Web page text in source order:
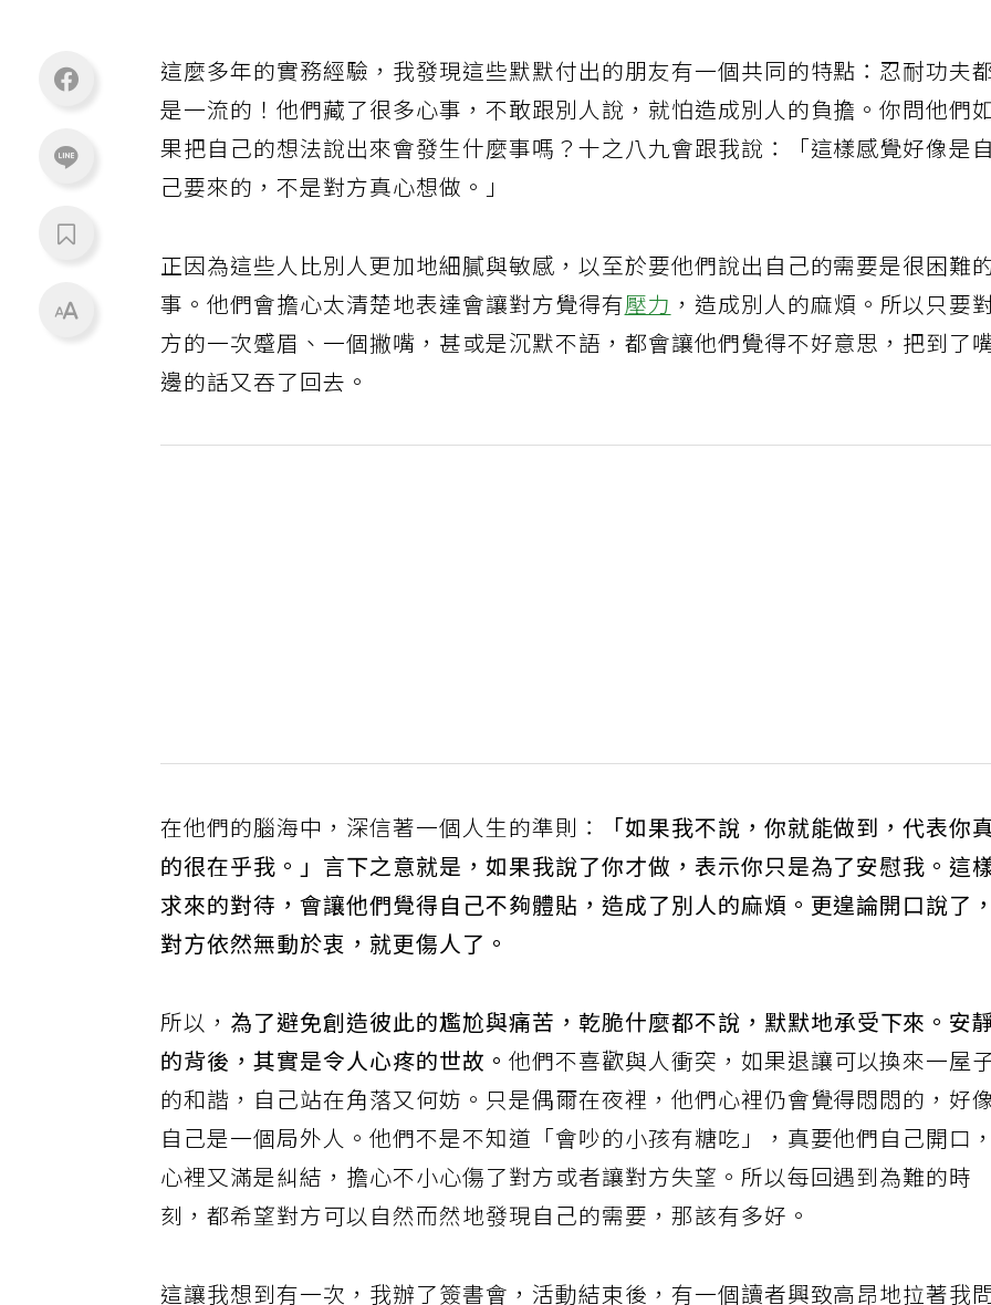
這麼多年的實務經驗，我發現這些默默付出的朋友有一個共同的特點：忍耐功夫
是一流的！他們藏了很多心事，不敢跟別人說，就怕造成別人的負擔。你問他們
果把自己的想法說出來會發生什麼事嗎？十之八九會跟我說：「這樣感覺好像是
己要來的，不是對方真心想做。」
正因為這些人比別人更加地細膩與敏感，以至於要他們說出自己的需要是很困難
事。他們會擔心太清楚地表達會讓對方覺得有壓力 ，造成別人的麻煩。所以只要
方的一次蹙眉、一個撇嘴，甚或是沉默不語，都會讓他們覺得不好意思，把到了
邊的話又吞了回去。
在他們的腦海中，深信著一個人生的準則： 「如果我不說，你就能做到，代表你
的很在乎我。」言下之意就是，如果我說了你才做，表示你只是為了安慰我。這
求來的對待，會讓他們覺得自己不夠體貼，造成了別人的麻煩。更遑論開口說了
對方依然無動於衷，就更傷人了。
所以， 為了避免創造彼此的尷尬與痛苦，乾脆什麼都不說，默默地承受下來。安
的背後，其實是令人心疼的世故。 他們不喜歡與人衝突，如果退讓可以換來一屋
的和諧，自己站在角落又何妨。只是偶爾在夜裡，他們心裡仍會覺得悶悶的，好
自己是一個局外人。他們不是不知道「會吵的小孩有糖吃」，真要他們自己開口
心裡又滿是糾結，擔心不小心傷了對方或者讓對方失望。所以每回遇到為難的時
刻，都希望對方可以自然而然地發現自己的需要，那該有多好。